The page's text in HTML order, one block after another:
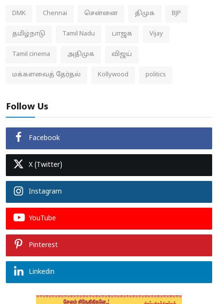
DMK Chennai சென்னை திமுக BJP
தமிழ்நாடு Tamil Nadu பாஜக Vijay
Tamil cinema அதிமுக விஜய்
மக்களவைத் தேர்தல் Kollywood politics
Follow Us
Facebook
X (Twitter)
Instagram
YouTube
Pinterest
Linkedin